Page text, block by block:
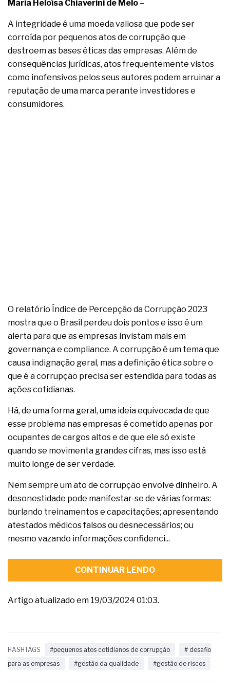
Maria Heloísa Chiaverini de Melo –
A integridade é uma moeda valiosa que pode ser
corroída por pequenos atos de corrupção que
destroem as bases éticas das empresas. Além de
consequências jurídicas, atos frequentemente vistos
como inofensivos pelos seus autores podem arruinar a
reputação de uma marca perante investidores e
consumidores.
O relatório Índice de Percepção da Corrupção 2023
mostra que o Brasil perdeu dois pontos e isso é um
alerta para que as empresas invistam mais em
governança e compliance. A corrupção é um tema que
causa indignação geral, mas a definição ética sobre o
que é a corrupção precisa ser estendida para todas as
ações cotidianas.
Há, de uma forma geral, uma ideia equivocada de que
esse problema nas empresas é cometido apenas por
ocupantes de cargos altos e de que ele só existe
quando se movimenta grandes cifras, mas isso está
muito longe de ser verdade.
Nem sempre um ato de corrupção envolve dinheiro. A
desonestidade pode manifestar-se de várias formas:
burlando treinamentos e capacitações; apresentando
atestados médicos falsos ou desnecessários; ou
mesmo vazando informações confidenci...
CONTINUAR LENDO
Artigo atualizado em 19/03/2024 01:03.
HASHTAGS #pequenos atos cotidianos de corrupção
# desafio
para as empresas
#gestão da qualidade #gestão de riscos